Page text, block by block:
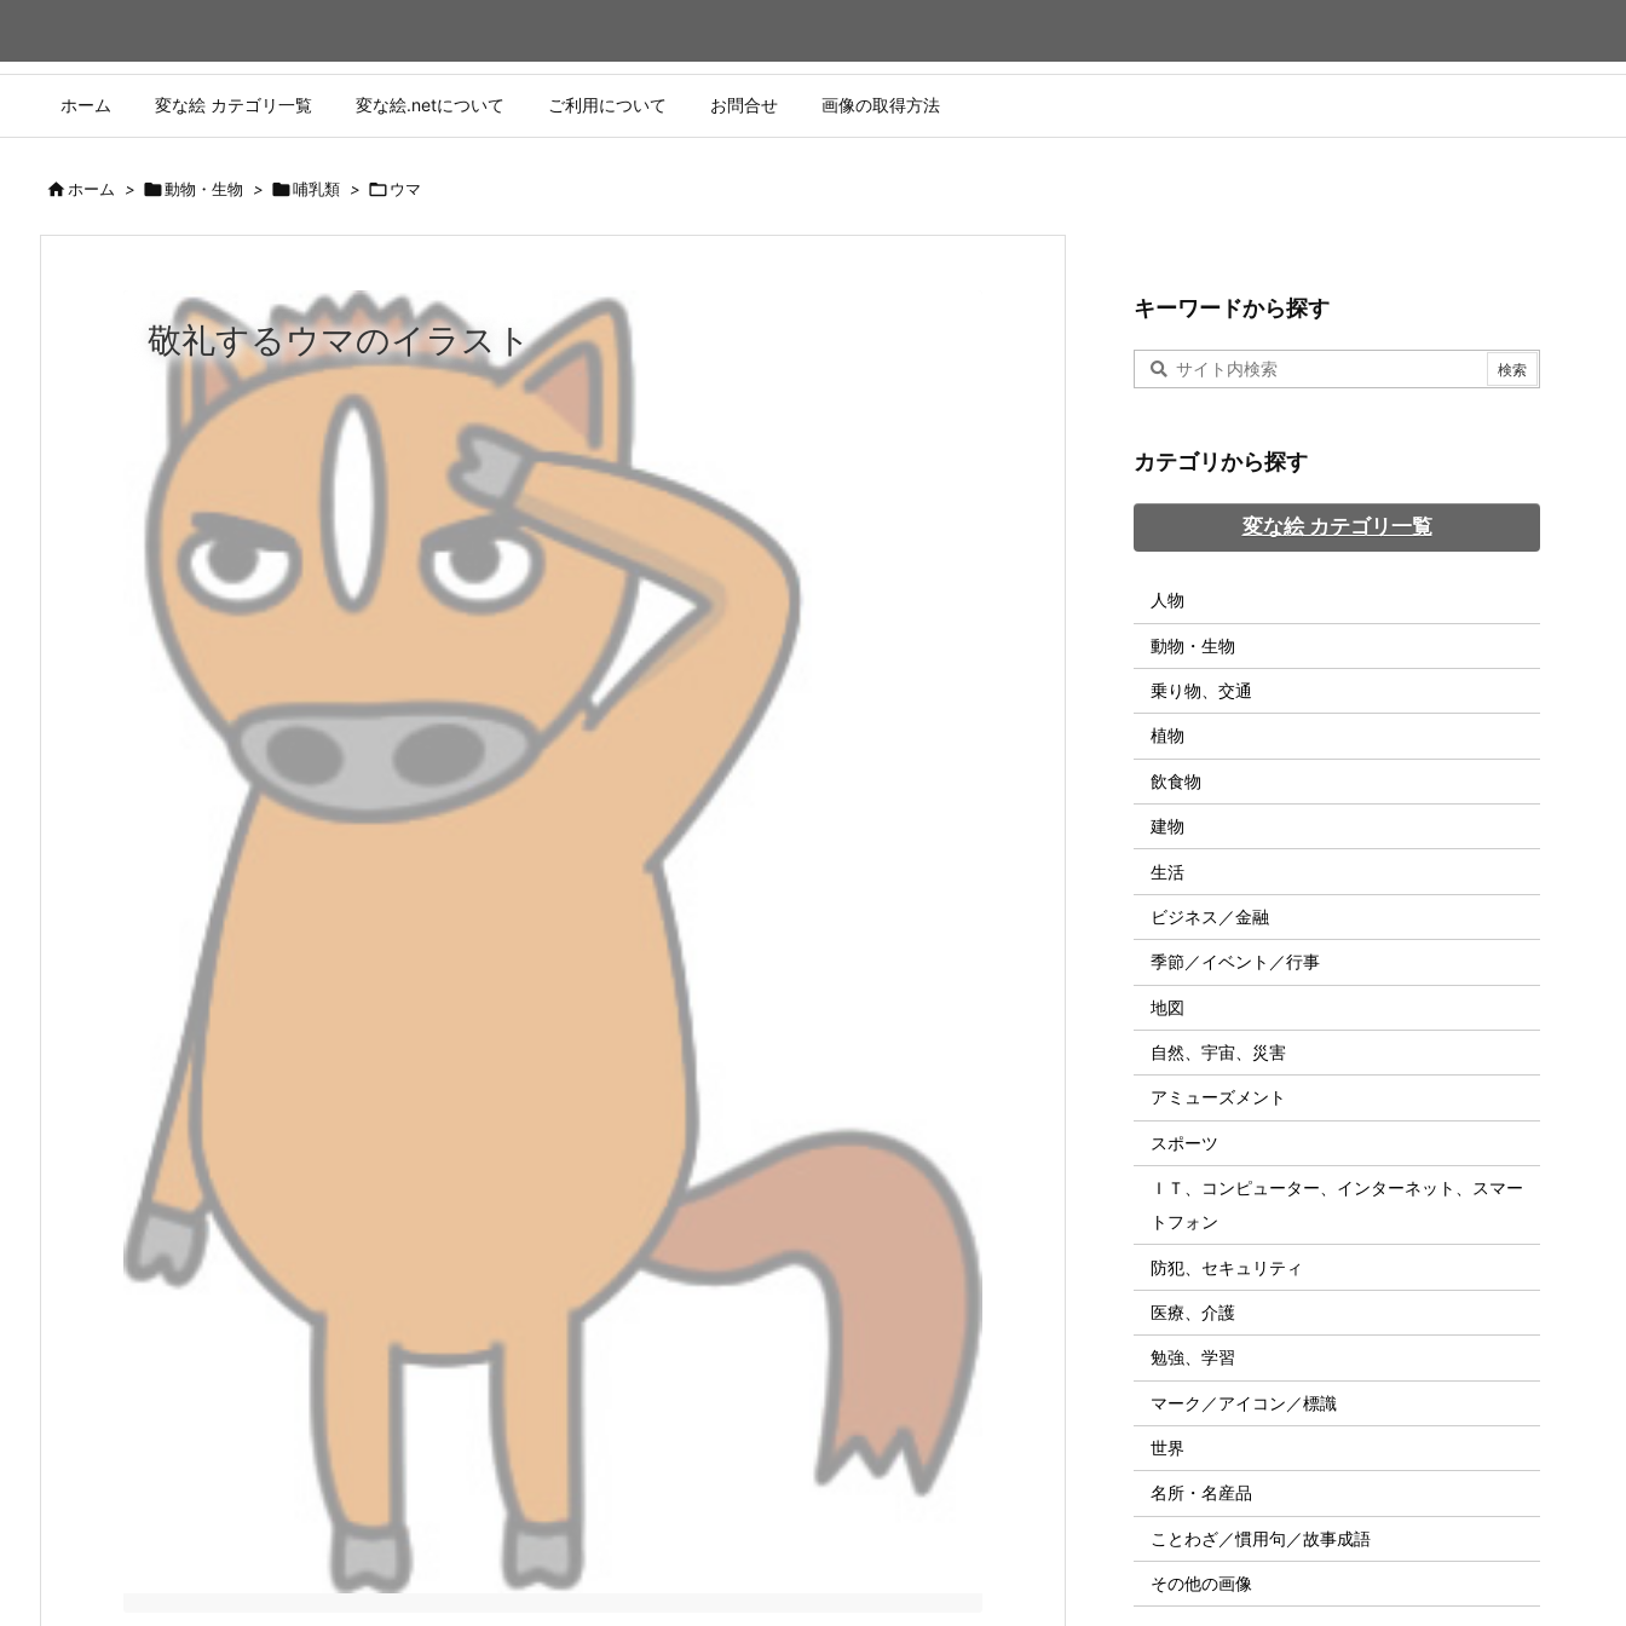
ホーム 変な絵 カテゴリ一覧 変な絵.netについて ご利用について お問合せ 画像の取得方法
ホーム > 動物・生物 > 哺乳類 > ウマ
敬礼するウマのイラスト
キーワードから探す
カテゴリから探す
変な絵 カテゴリ一覧
人物
動物・生物
乗り物、交通
植物
飲食物
建物
生活
ビジネス／金融
季節／イベント／行事
地図
自然、宇宙、災害
アミューズメント
スポーツ
ＩＴ、コンピューター、インターネット、スマー
トフォン
防犯、セキュリティ
医療、介護
勉強、学習
マーク／アイコン／標識
世界
名所・名産品
ことわざ／慣用句／故事成語
その他の画像